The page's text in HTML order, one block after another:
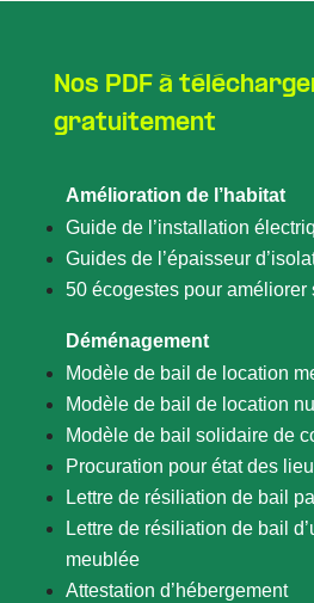
Nos PDF à
gratuitement
Amélioration de l’habitat
Guide de l’installation
Guides de l’épaisseur
50 écogestes pour améliorer
Déménagement
Modèle de bail de location
Modèle de bail de location
Modèle de bail solidaire de
Procuration pour état des
Lettre de résiliation de bail
Lettre de résiliation de bail
meublée
Attestation d’hébergement